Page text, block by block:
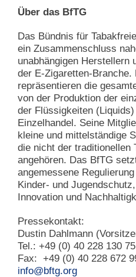
Über das BfTG
Das Bündnis für
ein Zusammenschluss
unabhängigen Herstellern
der E-Zigaretten-
repräsentieren die
von der Produktion der
der Flüssigkeiten
Einzelhandel. Seine
kleine und mittelständige
die nicht der traditionellen
angehören. Das BfTG
angemessene
Kinder- und
Innovation und
Pressekontakt:
Dustin Dahlmann
Tel.: +49 (0) 40 228 130 75
Fax: +49 (0) 40 228 672
info@bftg.org